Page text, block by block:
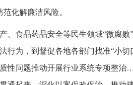
化解廉洁风险。
、食品药品安全等民生领域“微腐败
行为，到督促各地各部门找准“小切
性问题推动开展行业系统专项整